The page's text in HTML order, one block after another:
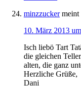
minzzucker meint
10. März 2013
Isch liebö Tart
die gleichen
alten, die ganz
Herzliche Grüße,
Dani